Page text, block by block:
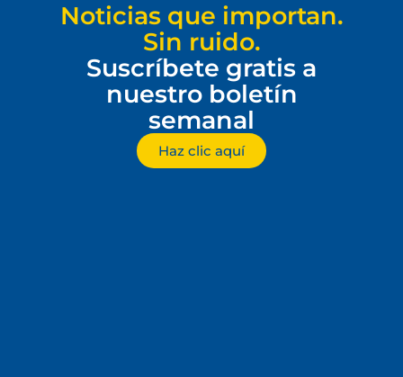
Noticias que importan.
Sin ruido.
Suscríbete gratis a
nuestro boletín
semanal
Haz clic aquí